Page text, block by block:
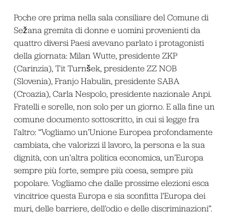
Poche ore prima nella sala consiliare del Comune di
Sežana gremita di donne e uomini provenienti da
quattro diversi Paesi avevano parlato i protagonisti
della giornata: Milan Wutte, presidente ZKP
(Carinzia), Tit Turnšek, presidente ZZ NOB
(Slovenia), Franjo Habulin, presidente SABA
(Croazia), Carla Nespolo, presidente nazionale Anpi.
Fratelli e sorelle, non solo per un giorno. E alla fine un
comune documento sottoscritto, in cui si legge fra
l’altro: “Vogliamo un’Unione Europea profondamente
cambiata, che valorizzi il lavoro, la persona e la sua
dignità, con un’altra politica economica, un’Europa
sempre più forte, sempre più coesa, sempre più
popolare. Vogliamo che dalle prossime elezioni esca
vincitrice questa Europa e sia sconfitta l’Europa dei
muri, delle barriere, dell’odio e delle discriminazioni”.